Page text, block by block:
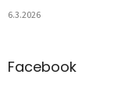
6.3.2026
Facebook